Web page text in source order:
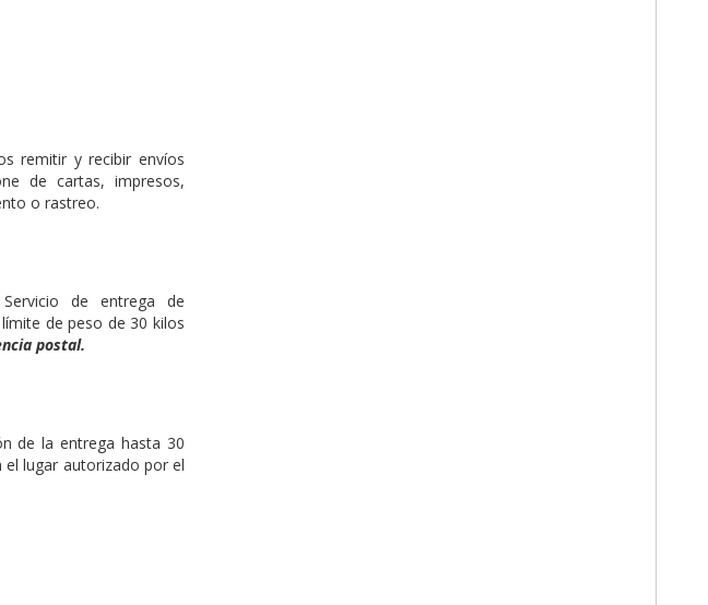
remitir y recibir envíos
de cartas, impresos,
o rastreo.
de entrega de
de peso de 30 kilos
postal.
de la entrega hasta 30
lugar autorizado por el